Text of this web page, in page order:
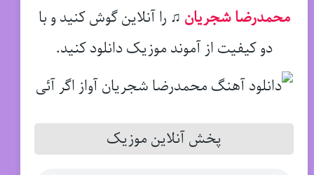
محمدرضا شجریان ♫ را آنلاین گوش کنید و با
دو کیفیت از آموند موزیک دانلود کنید.
پخش آنلاین موزیک